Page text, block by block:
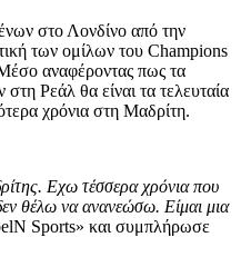
στο Λονδίνο από την
των ομίλων του Champions
αναφέροντας πως τα
Ρεάλ θα είναι τα τελευταία
χρόνια στη Μαδρίτη.
Εχω τέσσερα χρόνια που
θέλω να ανανεώσω. Είμαι μια
Sports» και συμπλήρωσε